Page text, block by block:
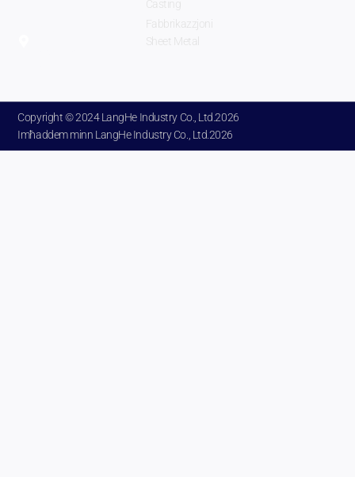
Casting
Fabbrikazzjoni
Sheet Metal
Copyright © 2024 LangHe Industry Co., Ltd.2026
Imħaddem minn LangHe Industry Co., Ltd.2026